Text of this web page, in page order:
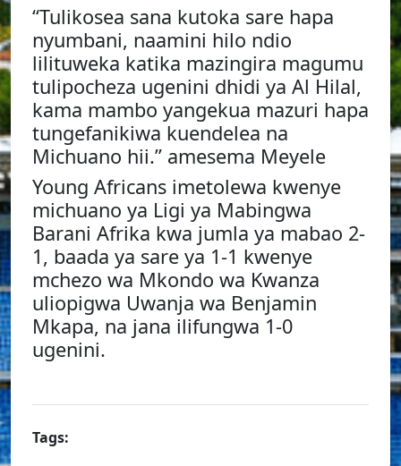
“Tulikosea sana kutoka sare hapa
nyumbani, naamini hilo ndio
lilituweka katika mazingira magumu
tulipocheza ugenini dhidi ya Al Hilal,
kama mambo yangekua mazuri hapa
tungefanikiwa kuendelea na
Michuano hii.” amesema Meyele
Young Africans imetolewa kwenye
michuano ya Ligi ya Mabingwa
Barani Afrika kwa jumla ya mabao 2-
1, baada ya sare ya 1-1 kwenye
mchezo wa Mkondo wa Kwanza
uliopigwa Uwanja wa Benjamin
Mkapa, na jana ilifungwa 1-0
ugenini.
Tags: